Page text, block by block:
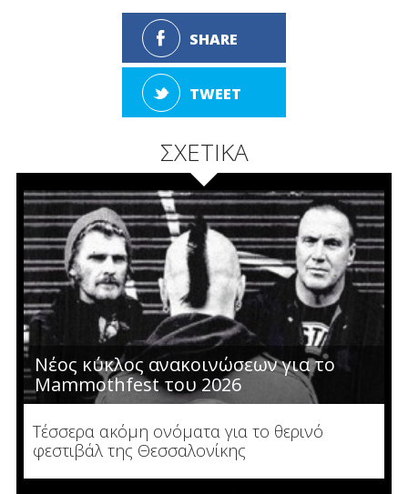
SHARE
TWEET
ΣΧΕΤΙΚΑ
Νέος κύκλος ανακοινώσεων για το
Mammothfest του 2026
Τέσσερα ακόμη ονόματα για το θερινό
φεστιβάλ της Θεσσαλονίκης